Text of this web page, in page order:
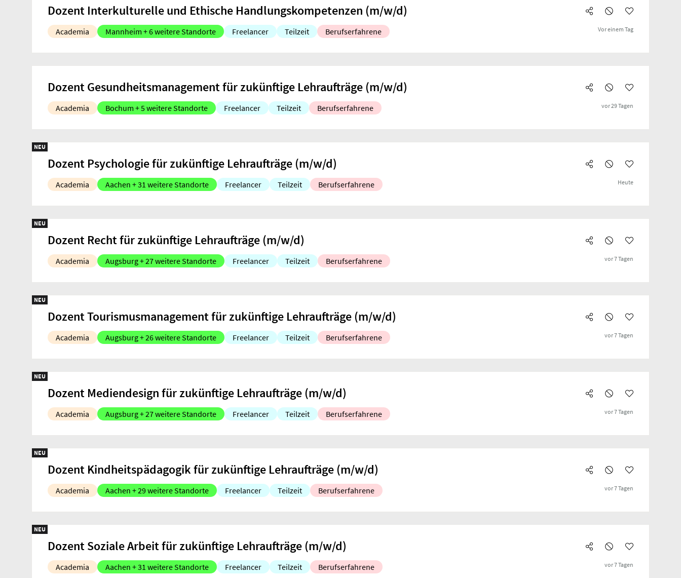
Dozent Interkulturelle und Ethische Handlungskompetenzen (m/w/d)
Academia Mannheim + 6 weitere Standorte Freelancer Teilzeit Berufserfahrene Vor einem Tag
Dozent Gesundheitsmanagement für zukünftige Lehraufträge (m/w/d)
Academia Bochum + 5 weitere Standorte Freelancer Teilzeit Berufserfahrene vor 29 Tagen
NEU
Dozent Psychologie für zukünftige Lehraufträge (m/w/d)
Academia Aachen + 31 weitere Standorte Freelancer Teilzeit Berufserfahrene Heute
NEU
Dozent Recht für zukünftige Lehraufträge (m/w/d)
Academia Augsburg + 27 weitere Standorte Freelancer Teilzeit Berufserfahrene vor 7 Tagen
NEU
Dozent Tourismusmanagement für zukünftige Lehraufträge (m/w/d)
Academia Augsburg + 26 weitere Standorte Freelancer Teilzeit Berufserfahrene vor 7 Tagen
NEU
Dozent Mediendesign für zukünftige Lehraufträge (m/w/d)
Academia Augsburg + 27 weitere Standorte Freelancer Teilzeit Berufserfahrene vor 7 Tagen
NEU
Dozent Kindheitspädagogik für zukünftige Lehraufträge (m/w/d)
Academia Aachen + 29 weitere Standorte Freelancer Teilzeit Berufserfahrene vor 7 Tagen
NEU
Dozent Soziale Arbeit für zukünftige Lehraufträge (m/w/d)
Academia Aachen + 31 weitere Standorte Freelancer Teilzeit Berufserfahrene vor 7 Tagen